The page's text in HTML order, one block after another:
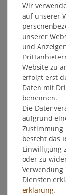
Wunschliste
* inkl. ges. MwSt.
Beschreibung
Weitere Details
EU-
Hersteller
Wir
auf unserer
unserer
und
Website zu
erfolgt erst
Daten mit
benennen.
Die
aufgrund
Zustimmung
besteht das
Einwilligung
oder zu
Verwendung
Diensten
erklärung.